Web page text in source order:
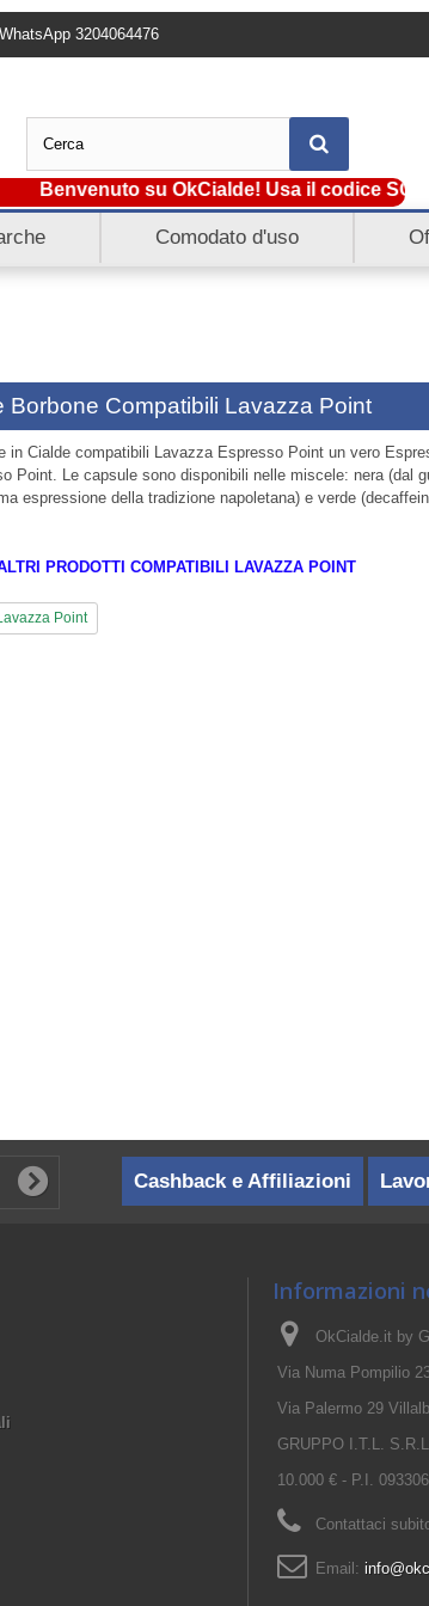
3204064476
Benvenuto su OkCialde! Usa il codice
Comodato d'uso
Borbone Compatibili Lavazza Point
in Cialde compatibili Lavazza Espresso Point un vero
Point. Le capsule sono disponibili nelle miscele: nera (dal
espressione della tradizione napoletana) e verde
PRODOTTI COMPATIBILI LAVAZZA POINT
Point
Cashback e Affiliazioni
Informazioni
OkCialde.it by
Via Numa Pompilio
Via Palermo 29
GRUPPO I.T.L.
10.000 € - P.I.
Contattaci
Email: